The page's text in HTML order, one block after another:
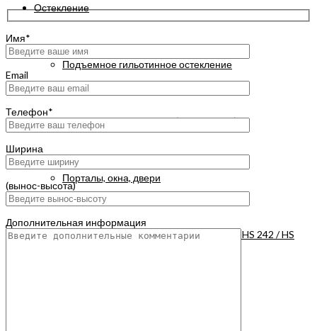
Остекление
Подъемное гильотинное остекление
Раздвижное остекление (слайдерное)
Порталы, окна, двери
Панорамные раздвижные двери HS 242 / HS
Имя*
Email
Телефон*
Ширина
(вынос-высота)
Дополнительная информация